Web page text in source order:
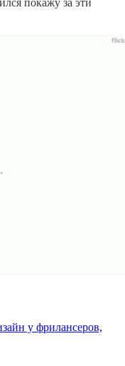
покажу за эти
у фрилансеров,